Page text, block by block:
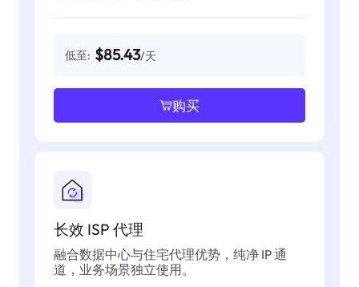
低至: $85.43/天
购买
长效 ISP 代理
融合数据中心与住宅代理优势，纯净 IP 通
道，业务场景独立使用。